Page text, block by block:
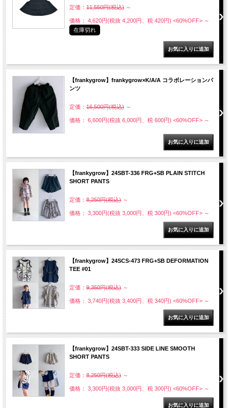
定価： 11,550円(税込) ～
価格： 4,620円(税抜 4,200円、税 420円) <60%OFF> ～
在庫切れ
【frankygrow】frankygrow×K/A/A コラボレーションパ
ンツ
定価： 16,500円(税込) ～
価格： 6,600円(税抜 6,000円、税 600円) <60%OFF> ～
【frankygrow】24SBT-336 FRG+SB PLAIN STITCH
SHORT PANTS
定価： 8,250円(税込) ～
価格： 3,300円(税抜 3,000円、税 300円) <60%OFF> ～
【frankygrow】24SCS-473 FRG+SB DEFORMATION
TEE #01
定価： 9,350円(税込) ～
価格： 3,740円(税抜 3,400円、税 340円) <60%OFF> ～
【frankygrow】24SBT-333 SIDE LINE SMOOTH
SHORT PANTS
定価： 8,250円(税込) ～
価格： 3,300円(税抜 3,000円、税 300円) <60%OFF> ～